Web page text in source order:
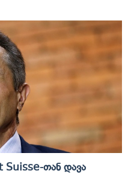
Suisse-Თან Დავა